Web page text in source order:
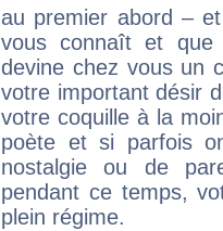
au premier abord –
vous connaît et
devine chez vous un
votre important désir
votre coquille à la
poète et si parfois
nostalgie ou de
pendant ce temps,
plein régime.